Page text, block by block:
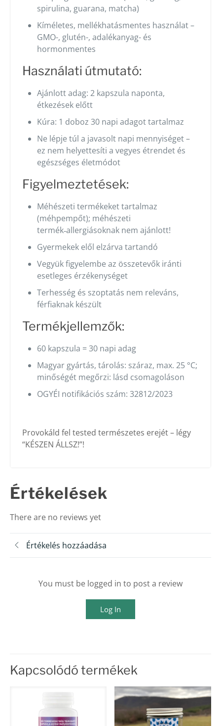
spirulina, guarana, matcha)
Kíméletes, mellékhatásmentes használat –
GMO-, glutén-, adalékanyag- és
hormonmentes
Használati útmutató:
Ajánlott adag: 2 kapszula naponta,
étkezések előtt
Kúra: 1 doboz 30 napi adagot tartalmaz
Ne lépje túl a javasolt napi mennyiséget –
ez nem helyettesíti a vegyes étrendet és
egészséges életmódot
Figyelmeztetések:
Méhészeti termékeket tartalmaz
(méhpempőt); méhészeti
termék‑allergiásoknak nem ajánlott!
Gyermekek elől elzárva tartandó
Vegyük figyelembe az összetevők iránti
esetleges érzékenységet
Terhesség és szoptatás nem releváns,
férfiaknak készült
Termékjellemzők:
60 kapszula = 30 napi adag
Magyar gyártás, tárolás: száraz, max. 25 °C;
minőségét megőrzi: lásd csomagoláson
OGYÉI notifikációs szám: 32812/2023
Provokáld fel tested természetes erejét – légy
“KÉSZEN ÁLLSZ!”!
Értékelések
There are no reviews yet
Értékelés hozzáadása
You must be logged in to post a review
Log In
Kapcsolódó termékek